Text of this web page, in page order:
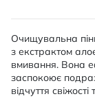
Очищувальна
з екстрактом
вмивання. Вона
заспокоює
відчуття